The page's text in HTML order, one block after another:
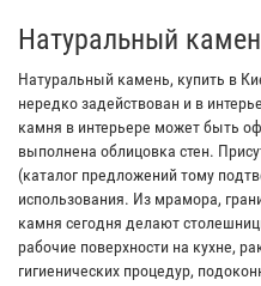
Натуральный
Натуральный камень, купить в
нередко задействован и в
камня в интерьере может быть
выполнена облицовка стен.
(каталог предложений тому
использования. Из мрамора,
камня сегодня делают
рабочие поверхности на кухне,
гигиенических процедур,